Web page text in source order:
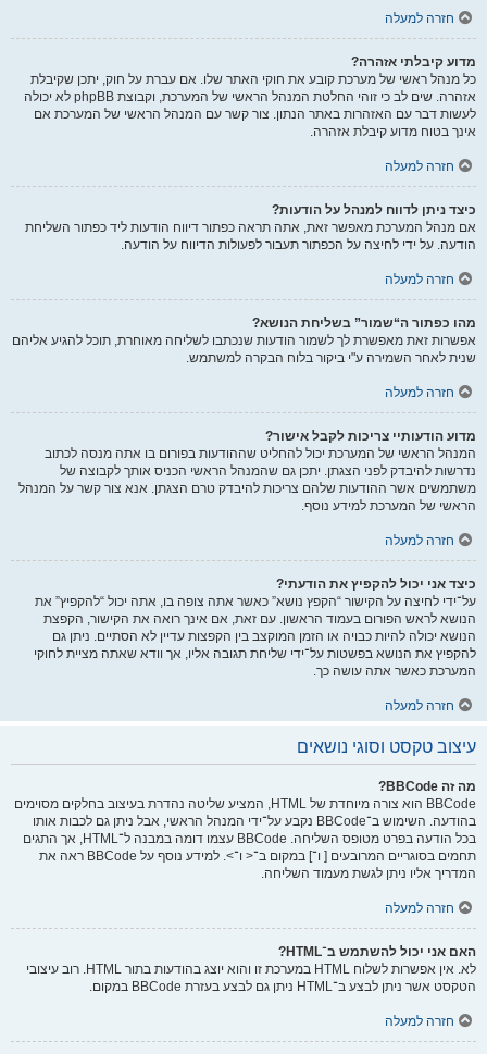
חזרה למעלה
מדוע קיבלתי אזהרה?
כל מנהל ראשי של מערכת קובע את חוקי האתר שלו. אם עברת על חוק, יתכן שקיבלת
אזהרה. שים לב כי זוהי החלטת המנהל הראשי של המערכת, וקבוצת phpBB לא יכולה
לעשות דבר עם האזהרות באתר הנתון. צור קשר עם המנהל הראשי של המערכת אם
אינך בטוח מדוע קיבלת אזהרה.
חזרה למעלה
כיצד ניתן לדווח למנהל על הודעות?
אם מנהל המערכת מאפשר זאת, אתה תראה כפתור דיווח הודעות ליד כפתור השליחת
הודעה. על ידי לחיצה על הכפתור תעבור לפעולות הדיווח על הודעה.
חזרה למעלה
מהו כפתור ה“שמור” בשליחת הנושא?
אפשרות זאת מאפשרת לך לשמור הודעות שנכתבו לשליחה מאוחרת, תוכל להגיע אליהם
שנית לאחר השמירה ע"י ביקור בלוח הבקרה למשתמש.
חזרה למעלה
מדוע הודעותיי צריכות לקבל אישור?
המנהל הראשי של המערכת יכול להחליט שההודעות בפורום בו אתה מנסה לכתוב
נדרשות להיבדק לפני הצגתן. יתכן גם שהמנהל הראשי הכניס אותך לקבוצה של
משתמשים אשר ההודעות שלהם צריכות להיבדק טרם הצגתן. אנא צור קשר על המנהל
הראשי של המערכת למידע נוסף.
חזרה למעלה
כיצד אני יכול להקפיץ את הודעתי?
על־ידי לחיצה על הקישור “הקפץ נושא” כאשר אתה צופה בו, אתה יכול “להקפיץ” את
הנושא לראש הפורום בעמוד הראשון. עם זאת, אם אינך רואה את הקישור, הקפצת
הנושא יכולה להיות כבויה או הזמן המוקצב בין הקפצות עדיין לא הסתיים. ניתן גם
להקפיץ את הנושא בפשטות על־ידי שליחת תגובה אליו, אך וודא שאתה מציית לחוקי
המערכת כאשר אתה עושה כך.
חזרה למעלה
עיצוב טקסט וסוגי נושאים
מה זה BBCode?
BBCode הוא צורה מיוחדת של HTML, המציע שליטה נהדרת בעיצוב בחלקים מסוימים
בהודעה. השימוש ב־BBCode נקבע על־ידי המנהל הראשי, אבל ניתן גם לכבות אותו
בכל הודעה בפרט מטופס השליחה. BBCode עצמו דומה במבנה ל־HTML, אך התגים
תחמים בסוגריים המרובעים [ ו־] במקום ב־< ו־>. למידע נוסף על BBCode ראה את
המדריך אליו ניתן לגשת מעמוד השליחה.
חזרה למעלה
האם אני יכול להשתמש ב־HTML?
לא. אין אפשרות לשלוח HTML במערכת זו והוא יוצג בהודעות בתור HTML. רוב עיצובי
הטקסט אשר ניתן לבצע ב־HTML ניתן גם לבצע בעזרת BBCode במקום.
חזרה למעלה